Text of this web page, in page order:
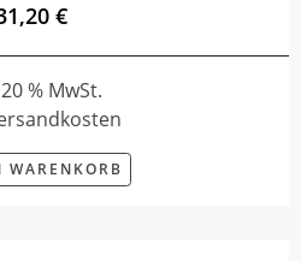
€
% MwSt.
WARENKORB